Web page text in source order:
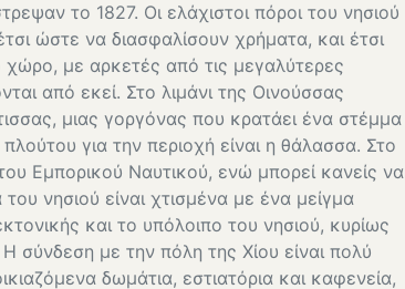
το 1827. Οι ελάχιστοι πόροι του νησιού
ώστε να διασφαλίσουν χρήματα, και έτσι
με αρκετές από τις μεγαλύτερες
από εκεί. Στο λιμάνι της Οινούσσας
μιας γοργόνας που κρατάει ένα στέμμα
για την περιοχή είναι η θάλασσα. Στο
Εμπορικού Ναυτικού, ενώ μπορεί κανείς να
νησιού είναι χτισμένα με ένα μείγμα
και το υπόλοιπο του νησιού, κυρίως
σύνδεση με την πόλη της Χίου είναι πολύ
δωμάτια, εστιατόρια και καφενεία,